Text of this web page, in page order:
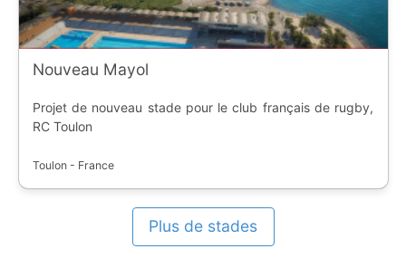
Nouveau Mayol
Projet de nouveau stade pour le club français de rugby,
RC Toulon
Toulon - France
Plus de stades